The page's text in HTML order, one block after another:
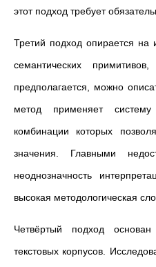
этот подход требует
Третий подход опирается на
семантических
предполагается, можно
метод применяет
комбинации которых
значения. Главными
неоднозначность
высокая методологическая
Четвёртый подход
текстовых корпусов.